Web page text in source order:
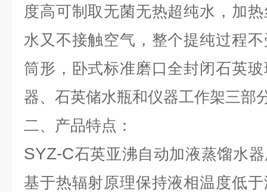
度高可制取无菌无热超纯水，加
水又不接触空气，整个提纯过程
筒形，卧式标准磨口全封闭石英
器、石英储水瓶和仪器工作架三部
二、产品特点：
SYZ-C石英亚沸自动加液蒸馏水
基于热辐射原理保持液相温度低